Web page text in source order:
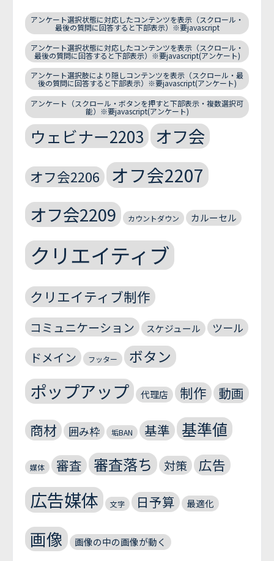
アンケート選択状態に対応したコンテンツを表示（スクロール・
最後の質問に回答すると下部表示）※要javascript
アンケート選択状態に対応したコンテンツを表示（スクロール・
最後の質問に回答すると下部表示）※要javascript(アンケート)
アンケート選択肢により隠しコンテンツを表示（スクロール・最
後の質問に回答すると下部表示）※要javascript(アンケート)
アンケート（スクロール・ボタンを押すと下部表示・複数選択可
能）※要javascript(アンケート)
ウェビナー2203 オフ会
オフ会2206 オフ会2207
オフ会2209 カウントダウン カルーセル
クリエイティブ
クリエイティブ制作
コミュニケーション スケジュール ツール
ドメイン フッター ボタン
ポップアップ 代理店 制作 動画
商材 囲み枠 垢BAN 基準 基準値
媒体 審査 審査落ち 対策 広告
広告媒体 文字 日予算 最適化
画像 画像の中の画像が動く